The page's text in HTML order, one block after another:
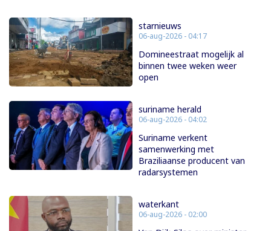
starnieuws
06-aug-2026 - 04:17
Domineestraat mogelijk al
binnen twee weken weer
open
suriname herald
06-aug-2026 - 04:02
Suriname verkent
samenwerking met
Braziliaanse producent van
radarsystemen
waterkant
06-aug-2026 - 02:00